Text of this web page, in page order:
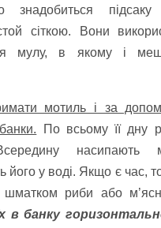
знадобиться
сіткою. Вони
мулу, в якому і
мотиль і за
По всьому її дну
його у воді. Якщо є час,
шматком риби або
в банку